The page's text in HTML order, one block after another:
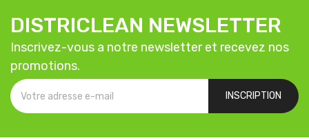
DISTRICLEAN NEWSLETTER
Inscrivez-vous a notre newsletter et recevez nos
promotions.
INSCRIPTION